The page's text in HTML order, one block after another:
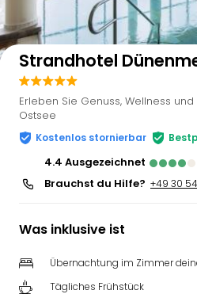
Strandhotel
Erleben Sie Genuss, Wellness
Ostsee
Kostenlos stornierbar
4.4 ausgezeichnet
Brauchst du Hilfe? +49 30
Was inklusive ist
Übernachtung im Zimmer
Tägliches Frühstück